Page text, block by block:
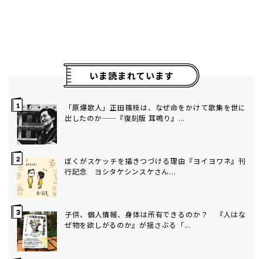
いま読まれています
「原爆歌人」正田篠枝は、なぜ命をかけて歌集を世に
出したのか——『復刻版 耳鳴り』...
ぼくがスケッチを描きつづける理由――『ヨイヨワネ』刊
行記念 ヨシタケシンスケさん...
子供、個人情報、身体は所有できるのか？ 『人はな
ぜ物を欲しがるのか』が揺さぶる「...